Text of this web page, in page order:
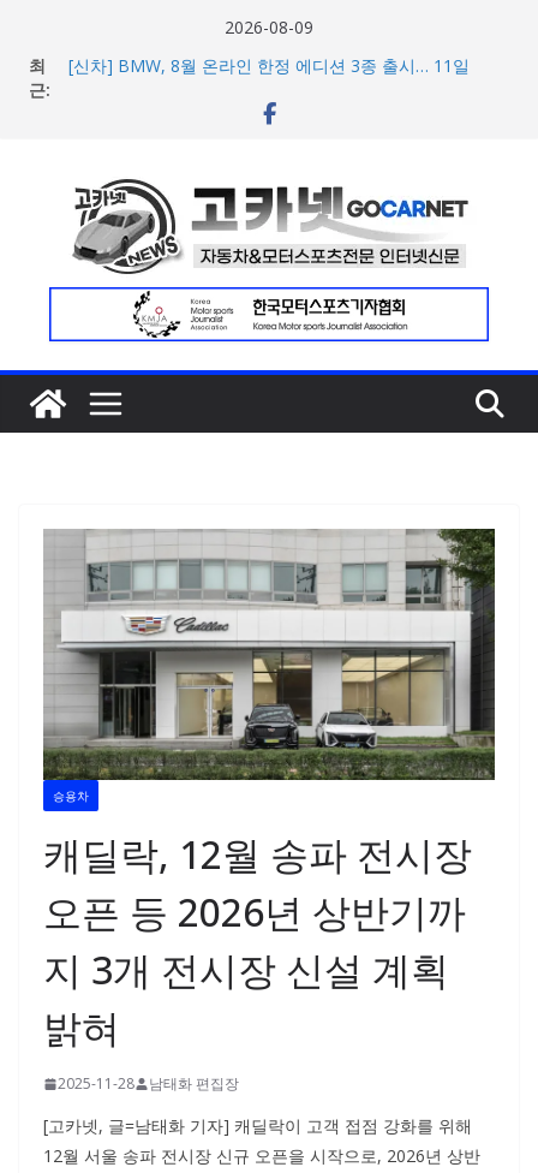
2026-08-09
최
근:
[신차] BMW, 8월 온라인 한정 에디션 3종 출시… 11일
벤틀리, 첫 순수 전기 어반 럭셔리 SUV 토르칼 탑재될 ‘큐레
팝업 오픈
BMW 레이디스 챔피언십 2026, 다양한 티켓 패키지 선보이
며 본격 대회 준비 돌입
현대차·기아, ‘2026 레드닷 어워드’에서 최우수상 2개·본상
15개 수상
승용차
캐딜락, 12월 송파 전시장
오픈 등 2026년 상반기까
지 3개 전시장 신설 계획
밝혀
2025-11-28 남태화 편집장
[고카넷, 글=남태화 기자] 캐딜락이 고객 접점 강화를 위해
12월 서울 송파 전시장 신규 오픈을 시작으로, 2026년 상반